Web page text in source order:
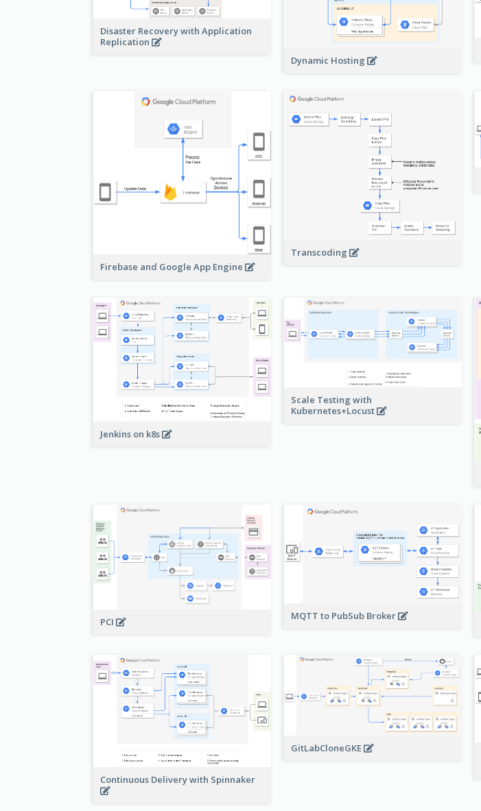
Disaster Recovery with Application
Replication
Dynamic Hosting
Firebase and Google App Engine
Transcoding
Jenkins on k8s
Scale Testing with
Kubernetes+Locust
PCI MQTT to PubSub Broker
Continuous Delivery with Spinnaker
GitLabCloneGKE